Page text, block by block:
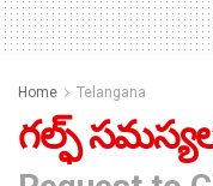
Home Telangana
గల్ఫ్